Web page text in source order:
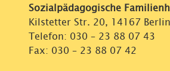
Sozialpädagogische
Kilstetter Str. 20, 14167 Berlin
Telefon: 030 – 23 88 07 43
Fax: 030 – 23 88 07 42